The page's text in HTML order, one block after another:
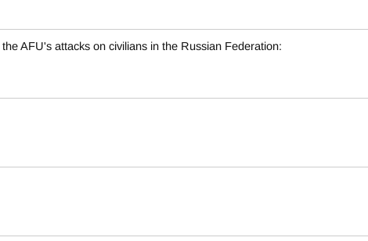
AFU's attacks on civilians in the Russian Federation: